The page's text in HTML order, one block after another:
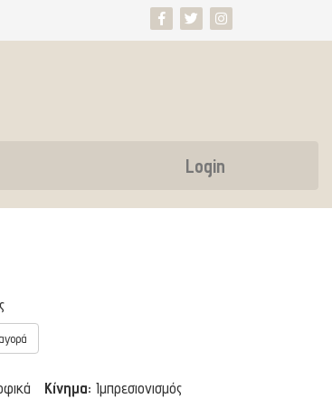
Login
αγορά
Κίνημα: Ιμπρεσιονισμός